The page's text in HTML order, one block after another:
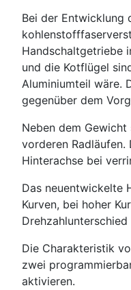
Bei der Entwicklung
Handschaltgetriebe
und die Kotflügel
Aluminiumteil wäre.
gegenüber dem
Neben dem
vorderen
Hinterachse bei
Das neuentwickelte
Kurven, bei hoher
Die Charakteristik
zwei
aktivieren.